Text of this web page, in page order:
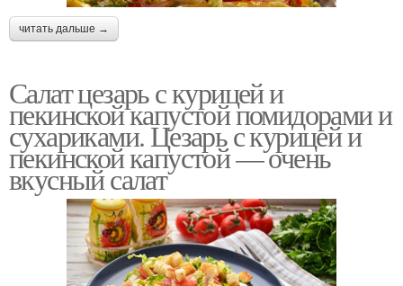
читать дальше →
Салат цезарь с курицей и
пекинской капустой помидорами и
сухариками. Цезарь с курицей и
пекинской капустой — очень
вкусный салат